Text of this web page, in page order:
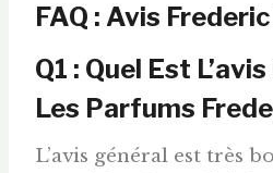
FAQ : Avis
Q1 : Quel Est
Les Parfums
L’avis général est très